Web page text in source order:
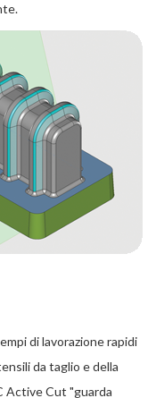
di lavorazione rapidi
da taglio e della
Active Cut "guarda